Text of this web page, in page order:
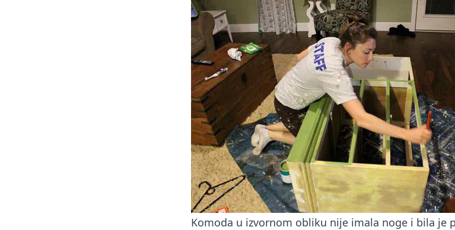
Komoda u izvornom obliku nije imala noge i bila je